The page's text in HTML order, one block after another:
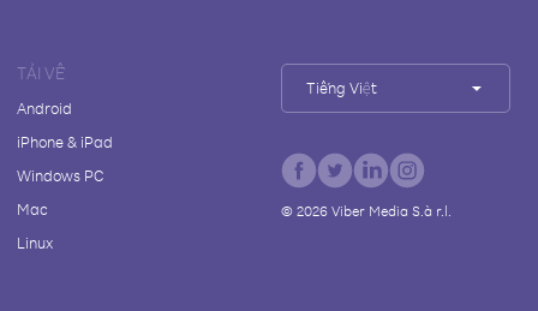
TẢI VỀ
Android
iPhone & iPad
Windows PC
Mac
Linux
Tiếng Việt
© 2026Viber Media S.à r.l.